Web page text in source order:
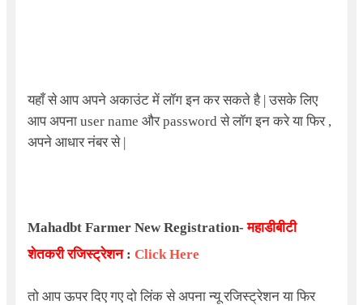
यहाँ से आप अपने अकाउंट में लॉग इन कर सकते है | उसके लिए
आप अपना user name और password से लॉग इन करे या फिर ,
अपने आधार नंबर से |
Mahadbt Farmer New Registration- महाडीबीटी
शेतकरी रजिस्ट्रेशन : Click Here
तो आप ऊपर दिए गए दो लिंक से अपना न्यू रजिस्ट्रेशन या फिर